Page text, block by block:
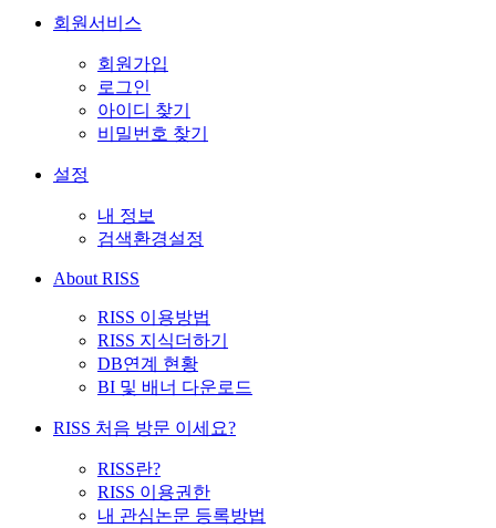
회원서비스
회원가입
로그인
아이디 찾기
비밀번호 찾기
설정
내 정보
검색환경설정
About RISS
RISS 이용방법
RISS 지식더하기
DB연계 현황
BI 및 배너 다운로드
RISS 처음 방문 이세요?
RISS란?
RISS 이용권한
내 관심논문 등록방법